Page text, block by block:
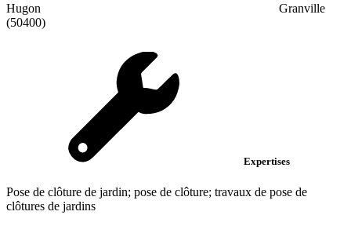
Hugon
Granville
(50400)
Expertises
Pose de clôture de jardin; pose de clôture; travaux de pose de
clôtures de jardins